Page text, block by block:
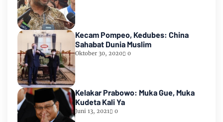
Kecam Pompeo, Kedubes: China
Sahabat Dunia Muslim
Oktober 30, 2020 0
Kelakar Prabowo: Muka Gue, Muka
Kudeta Kali Ya
Juni 13, 2021 0